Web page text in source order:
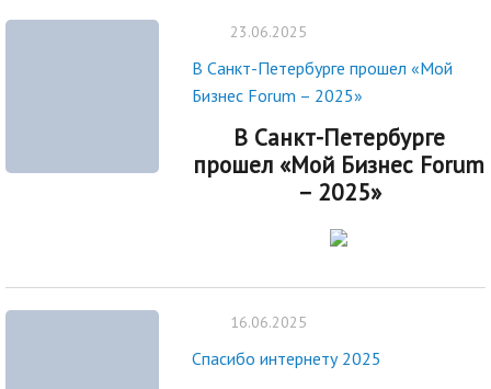
23.06.2025
В Санкт-Петербурге прошел «Мой
Бизнес Forum – 2025»
В Санкт-Петербурге
прошел «Мой Бизнес Forum
– 2025»
16.06.2025
Спасибо интернету 2025